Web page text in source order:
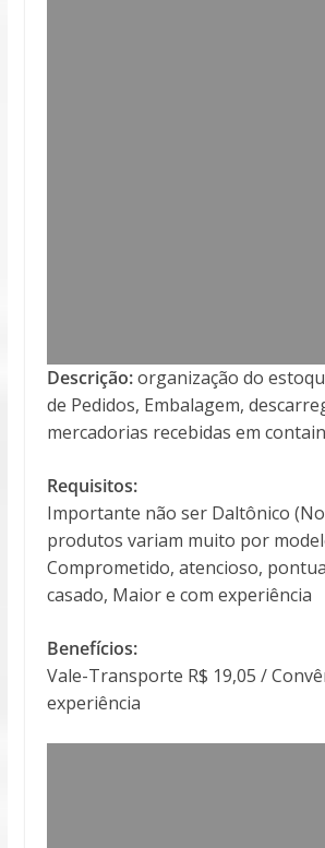
Descrição:organização do
de Pedidos, Embalagem,
mercadorias recebidas em
Requisitos:
Importante não ser Daltônico
produtos variam muito por
Comprometido, atencioso,
casado, Maior e com experiência
Benefícios:
Vale-Transporte R$ 19,05 /
experiência